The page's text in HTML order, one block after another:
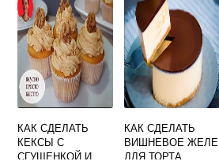
КАК СДЕЛАТЬ
КЕКСЫ С
СГУЩЕНКОЙ И
КАК СДЕЛАТЬ
ВИШНЕВОЕ ЖЕЛЕ
ДЛЯ ТОРТА